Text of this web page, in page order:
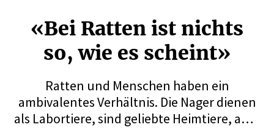
«Bei Ratten ist nichts
so, wie es scheint»
Ratten und Menschen haben ein
ambivalentes Verhältnis. Die Nager dienen
als Labortiere, sind geliebte Heimtiere, aber